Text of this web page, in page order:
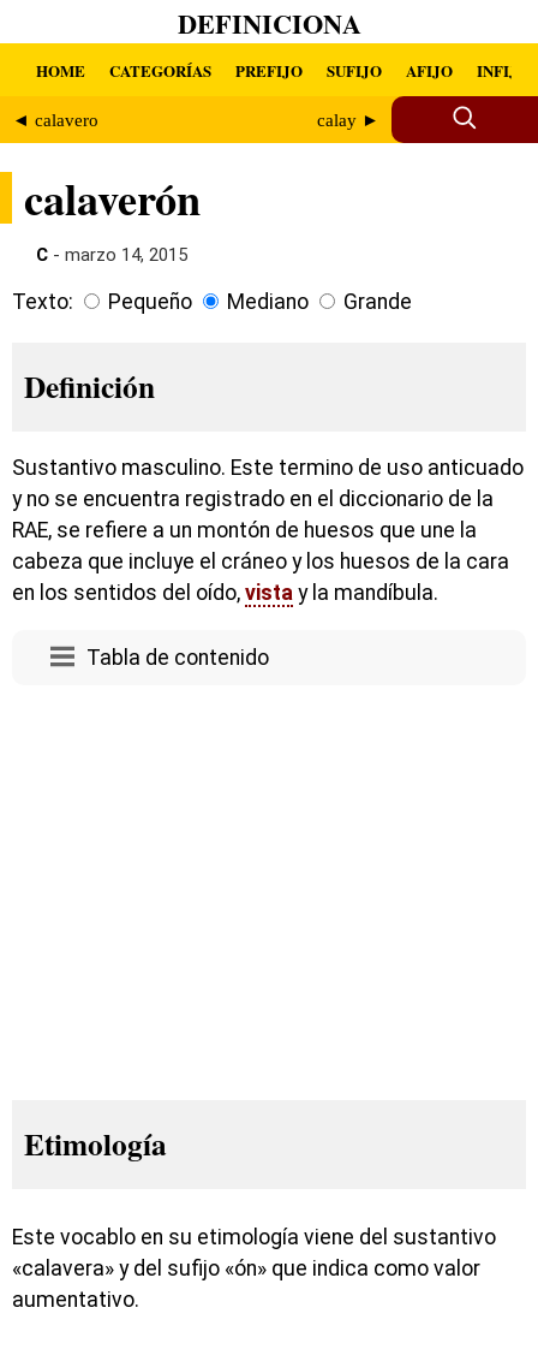
DEFINICIONA
HOME CATEGORÍAS PREFIJO SUFIJO AFIJO INFIJO
◄ calavero calay ►
calaverón
C - marzo 14, 2015
Texto: Pequeño Mediano Grande
Definición
Sustantivo masculino. Este termino de uso anticuado
y no se encuentra registrado en el diccionario de la
RAE, se refiere a un montón de huesos que une la
cabeza que incluye el cráneo y los huesos de la cara
en los sentidos del oído, vista y la mandíbula.
Tabla de contenido
Etimología
Este vocablo en su etimología viene del sustantivo
«calavera» y del sufijo «ón» que indica como valor
aumentativo.